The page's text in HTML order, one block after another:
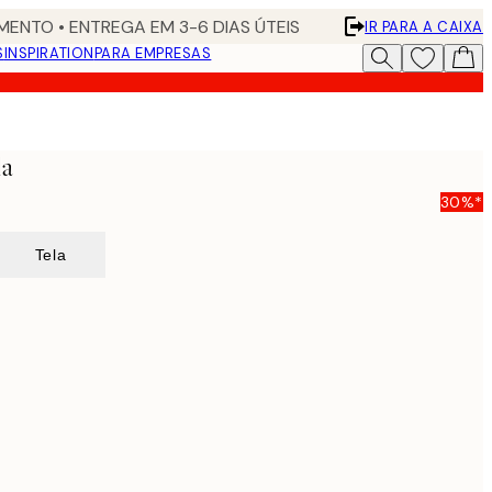
• ENTREGA EM 3-6 DIAS ÚTEIS
IR PARA A CAIXA
INSPIRATIONPARA EMPRESAS
30%*
Tela